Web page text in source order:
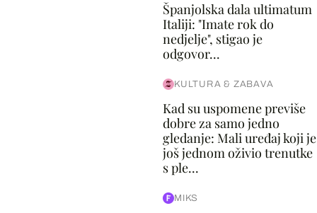
Španjolska dala ultimatum
Italiji: "Imate rok do
nedjelje", stigao je
odgovor...
KULTURA & ZABAVA
Kad su uspomene previše
dobre za samo jedno
gledanje: Mali uređaj koji je
još jednom oživio trenutke
s ple...
MIKS